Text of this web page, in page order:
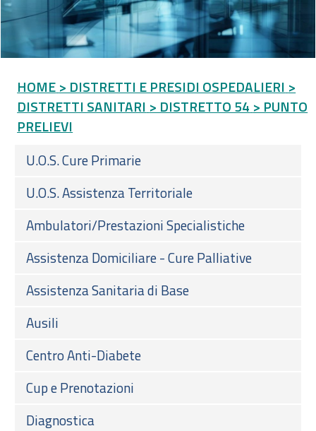
HOME > DISTRETTI E PRESIDI OSPEDALIERI >
DISTRETTI SANITARI > DISTRETTO 54 > PUNTO
PRELIEVI
U.O.S. Cure Primarie
U.O.S. Assistenza Territoriale
Ambulatori/Prestazioni Specialistiche
Assistenza Domiciliare - Cure Palliative
Assistenza Sanitaria di Base
Ausili
Centro Anti-Diabete
Cup e Prenotazioni
Diagnostica